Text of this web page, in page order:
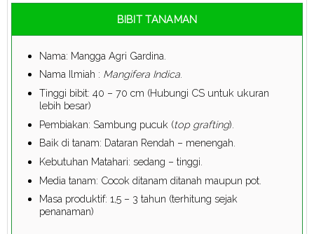
BIBIT TANAMAN
Nama: Mangga Agri Gardina.
Nama Ilmiah : Mangifera Indica.
Tinggi bibit: 40 – 70 cm (Hubungi CS untuk ukuran
lebih besar)
Pembiakan: Sambung pucuk (top grafting).
Baik di tanam: Dataran Rendah – menengah.
Kebutuhan Matahari: sedang – tinggi.
Media tanam: Cocok ditanam ditanah maupun pot.
Masa produktif: 1,5 – 3 tahun (terhitung sejak
penanaman)